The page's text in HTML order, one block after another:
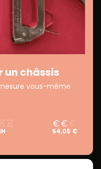
un châssis
vous-même
54,05 €